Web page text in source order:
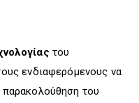
του
ενδιαφερόμενους να
του